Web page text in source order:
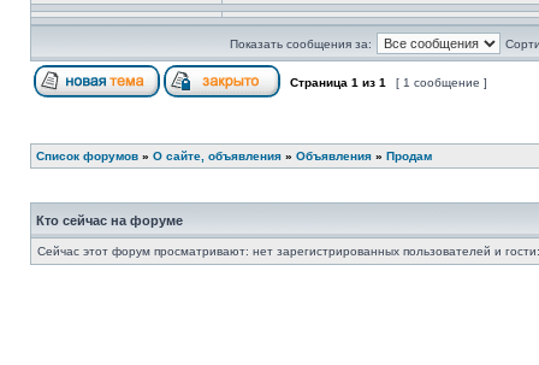
Показать сообщения за:
Страница 1 из 1 [ 1 сообщение ]
Список форумов » О сайте, объявления » Объявления » Продам
Кто сейчас на форуме
Сейчас этот форум просматривают: нет зарегистрированных пользователей и